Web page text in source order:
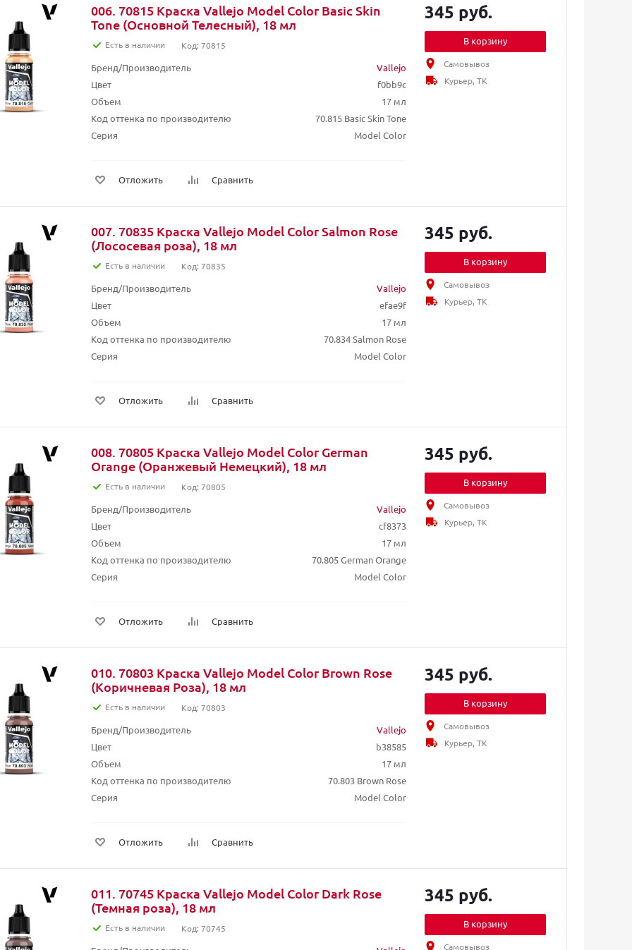
006. 70815 Краска Vallejo Model Color Basic Skin
Tone (Основной Телесный), 18 мл
Есть в наличии Код: 70815
Бренд/Производитель
Vallejo
Цвет
f0bb9c
Объем
17 мл
Код оттенка по производителю
70.815 Basic Skin Tone
Серия
Model Color
Отложить Сравнить
345 руб.
В корзину
Самовывоз
Курьер, ТК
007. 70835 Краска Vallejo Model Color Salmon Rose
(Лососевая роза), 18 мл
Есть в наличии Код: 70835
Бренд/Производитель
Vallejo
Цвет
efae9f
Объем
17 мл
Код оттенка по производителю
70.834 Salmon Rose
Серия
Model Color
Отложить Сравнить
345 руб.
В корзину
Самовывоз
Курьер, ТК
008. 70805 Краска Vallejo Model Color German
Orange (Оранжевый Немецкий), 18 мл
Есть в наличии Код: 70805
Бренд/Производитель
Vallejo
Цвет
cf8373
Объем
17 мл
Код оттенка по производителю
70.805 German Orange
Серия
Model Color
Отложить Сравнить
345 руб.
В корзину
Самовывоз
Курьер, ТК
010. 70803 Краска Vallejo Model Color Brown Rose
(Коричневая Роза), 18 мл
Есть в наличии Код: 70803
Бренд/Производитель
Vallejo
Цвет
b38585
Объем
17 мл
Код оттенка по производителю
70.803 Brown Rose
Серия
Model Color
Отложить Сравнить
345 руб.
В корзину
Самовывоз
Курьер, ТК
011. 70745 Краска Vallejo Model Color Dark Rose
(Темная роза), 18 мл
Есть в наличии Код: 70745
345 руб.
В корзину
Самовывоз